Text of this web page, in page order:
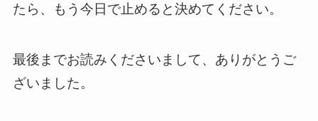
たら、もう今日で止めると決めてください。
最後までお読みくださいまして、ありがとうご
ざいました。